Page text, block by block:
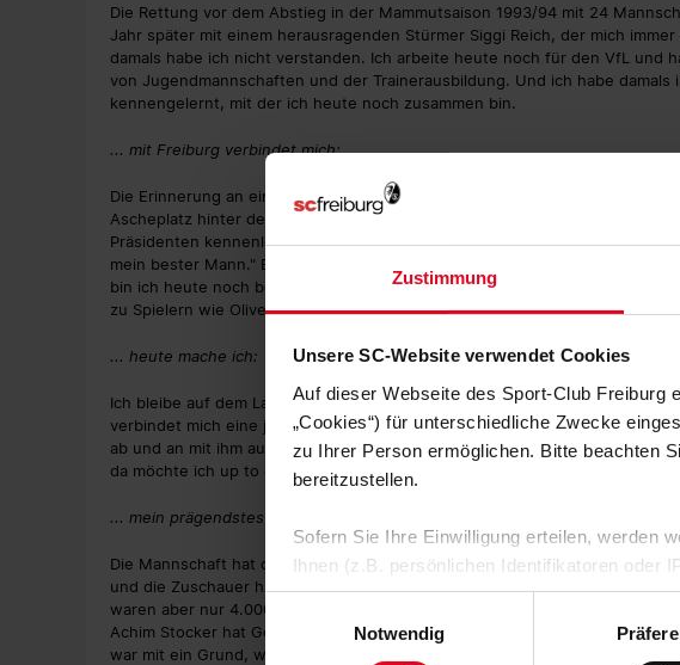
Zustimmung
Unsere SC-Website verwendet Cookies
Auf dieser Webseite des Sport-Club Freiburg
„Cookies“) für unterschiedliche Zwecke
zu Ihrer Person ermöglichen. Bitte beachten
bereitzustellen.
Sofern Sie Ihre Einwilligung erteilen, werden
Ihnen (z.B. persönlichen Identifikatoren oder
zulassen“-Button stimmen Sie der
personenbezogenen Daten für die unten
Einwilligungsauswahl
Notwendig
Die Rettung vor dem Abstieg in der Mammutsaison 1993/94 mit 24
Jahr später mit einem herausragenden Stürmer Siggi Reich, der mich
damals habe ich nicht verstanden. Ich arbeite heute noch für den VfL und
von Jugendmannschaften und der Trainerausbildung. Und ich habe
kennengelernt, mit der ich heute noch zusammen bin.
... mit Freiburg verbindet mich:
Die Erinnerung an eine tolle Zeit unter teilweise amateurhaften
Ascheplatz hinter der Haupttribüne trainiert. Mit Achim Stocker durfte ich
Präsidenten kennenlernen. Er sagte zu mir: "Wenn wir am Ende der
mein bester Mann." Es war der tägliche Kampf ums sportliche Überleben.
bin ich heute noch befreundet, dem ehemaligen U19-Trainer Ede Beck
zu Spielern wie Oliver Schäfer, Niels Schlotterbeck oder Andreas Golombek
... heute mache ich:
Ich bleibe auf dem Laufenden und schaue viele Spiele in der Bundesliga
verbindet mich eine jahrzehntelange Freundschaft, auch Jürgen Klopp
ab und an mit ihm aus. Ich halte noch Vorträge und es verändert sich so
da möchte ich up to date bleiben.
... mein prägendstes SC-Erlebnis:
Die Mannschaft hat damals gezeigt, dass Fußballbegeisterung in Freiburg
und die Zuschauer haben das honoriert. Ich erinnere mich an ein Spiel
waren aber nur 4.000 Karten gedruckt. Da hat man schon gemerkt, dass
Achim Stocker hat Gedanken an einen möglichen Aufstieg in dieser Saison
war mit ein Grund, warum ich Freiburg damals verlassen habe. Mein